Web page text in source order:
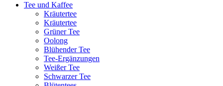
Tee und Kaffee
Kräutertee
Kräutertee
Grüner Tee
Oolong
Blühender Tee
Tee-Ergänzungen
Weißer Tee
Schwarzer Tee